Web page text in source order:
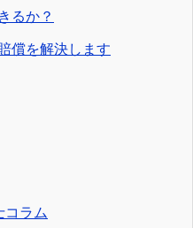
るか？
償を解決します
コラム